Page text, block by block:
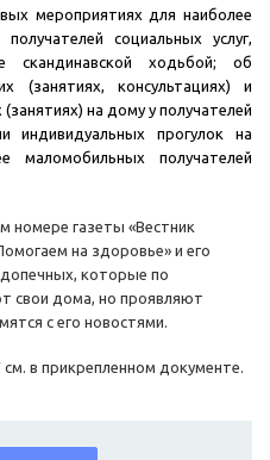
мероприятиях для наиболее
социальных услуг,
скандинавской ходьбой; об
(занятиях, консультациях) и
на дому у получателей
индивидуальных прогулок на
маломобильных получателей
номере газеты «Вестник
на здоровье» и его
которые по
свои дома, но проявляют
с его новостями.
в прикрепленном документе.